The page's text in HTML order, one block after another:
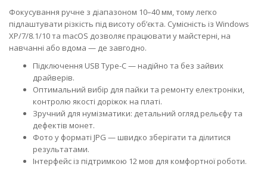
Фокусування ручне з діапазоном 10–40 мм, тому легко
підлаштувати різкість під висоту об’єкта. Сумісність із Windows
XP/7/8.1/10 та macOS дозволяє працювати у майстерні, на
навчанні або вдома — де завгодно.
Підключення USB Type-C — надійно та без зайвих
драйверів.
Оптимальний вибір для пайки та ремонту електроніки,
контролю якості доріжок на платі.
Зручний для нумізматики: детальний огляд рельєфу та
дефектів монет.
Фото у форматі JPG — швидко зберігати та ділитися
результатами.
Інтерфейс із підтримкою 12 мов для комфортної роботи.